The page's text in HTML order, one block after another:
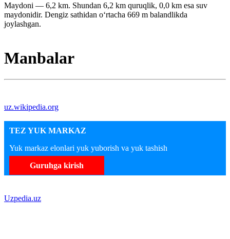
Maydoni — 6,2 km. Shundan 6,2 km quruqlik, 0,0 km esa suv
maydonidir. Dengiz sathidan oʻrtacha 669 m balandlikda
joylashgan.
Manbalar
uz.wikipedia.org
TEZ YUK MARKAZ
Yuk markaz elonlari yuk yuborish va yuk tashish
Guruhga kirish
Uzpedia.uz